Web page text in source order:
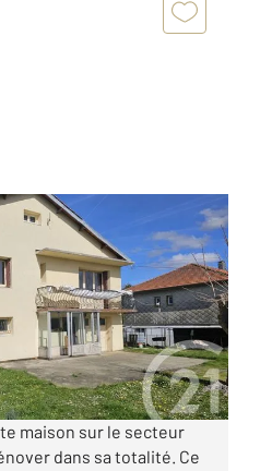
€
maison sur le secteur
dans sa totalité. Ce